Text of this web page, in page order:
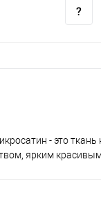
- это
ярким